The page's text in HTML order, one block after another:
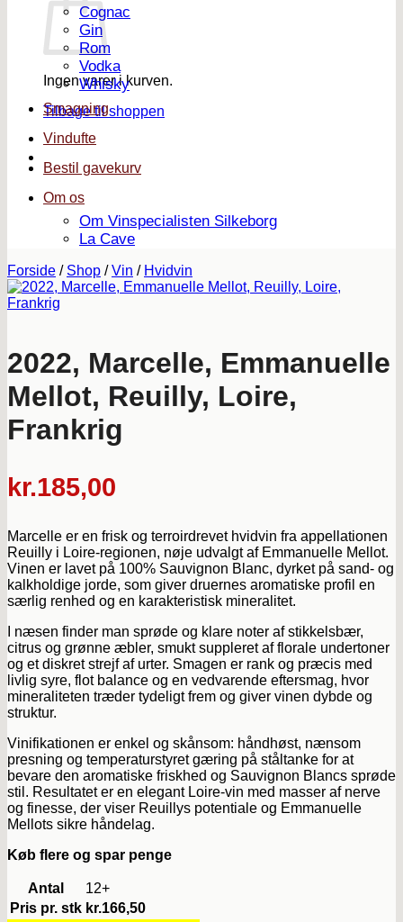
Ingen varer i kurven.
Tilbage til shoppen
Cognac
Gin
Rom
Vodka
Whisky
Smagning
Vindufte
Bestil gavekurv
Om os
Om Vinspecialisten Silkeborg
La Cave
Forside / Shop / Vin / Hvidvin
2022, Marcelle, Emmanuelle
Mellot, Reuilly, Loire,
Frankrig
kr.185,00
Marcelle er en frisk og terroirdrevet hvidvin fra appellationen
Reuilly i Loire‑regionen, nøje udvalgt af Emmanuelle Mellot.
Vinen er lavet på 100% Sauvignon Blanc, dyrket på sand- og
kalkholdige jorde, som giver druernes aromatiske profil en
særlig renhed og en karakteristisk mineralitet.
I næsen finder man sprøde og klare noter af stikkelsbær,
citrus og grønne æbler, smukt suppleret af florale undertoner
og et diskret strejf af urter. Smagen er rank og præcis med
livlig syre, flot balance og en vedvarende eftersmag, hvor
mineraliteten træder tydeligt frem og giver vinen dybde og
struktur.
Vinifikationen er enkel og skånsom: håndhøst, nænsom
presning og temperaturstyret gæring på ståltanke for at
bevare den aromatiske friskhed og Sauvignon Blancs sprøde
stil. Resultatet er en elegant Loire‑vin med masser af nerve
og finesse, der viser Reuillys potentiale og Emmanuelle
Mellots sikre håndelag.
Køb flere og spar penge
Antal
12+
Pris pr. stk kr.166,50